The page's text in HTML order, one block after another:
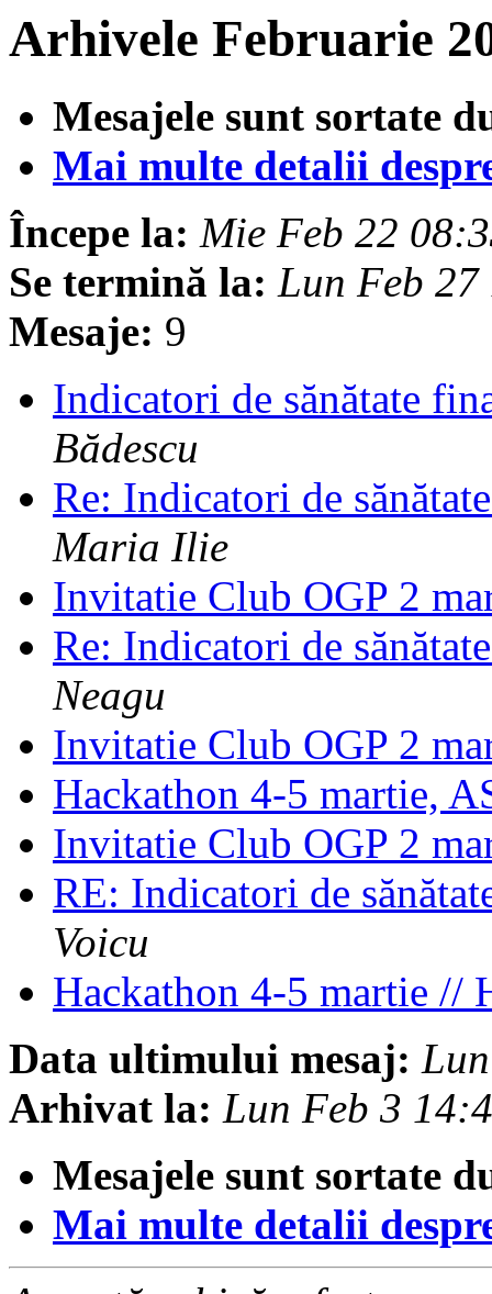
Arhivele Februarie
Mesajele sunt sortate
Mai multe detalii
Începe la: Mie Feb 22
Se termină la: Lun Feb
Mesaje: 9
Indicatori de sănătate
Bădescu
Re: Indicatori de
Maria Ilie
Invitatie Club OGP 2
Re: Indicatori de
Neagu
Invitatie Club OGP 2
Hackathon 4-5 martie,
Invitatie Club OGP 2
RE: Indicatori de
Voicu
Hackathon 4-5 martie //
Data ultimului mesaj:
Arhivat la: Lun Feb 3
Mesajele sunt sortate
Mai multe detalii